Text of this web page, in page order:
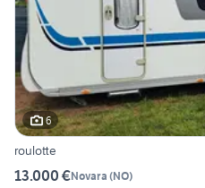
6
roulotte
13.000 €Novara (NO)